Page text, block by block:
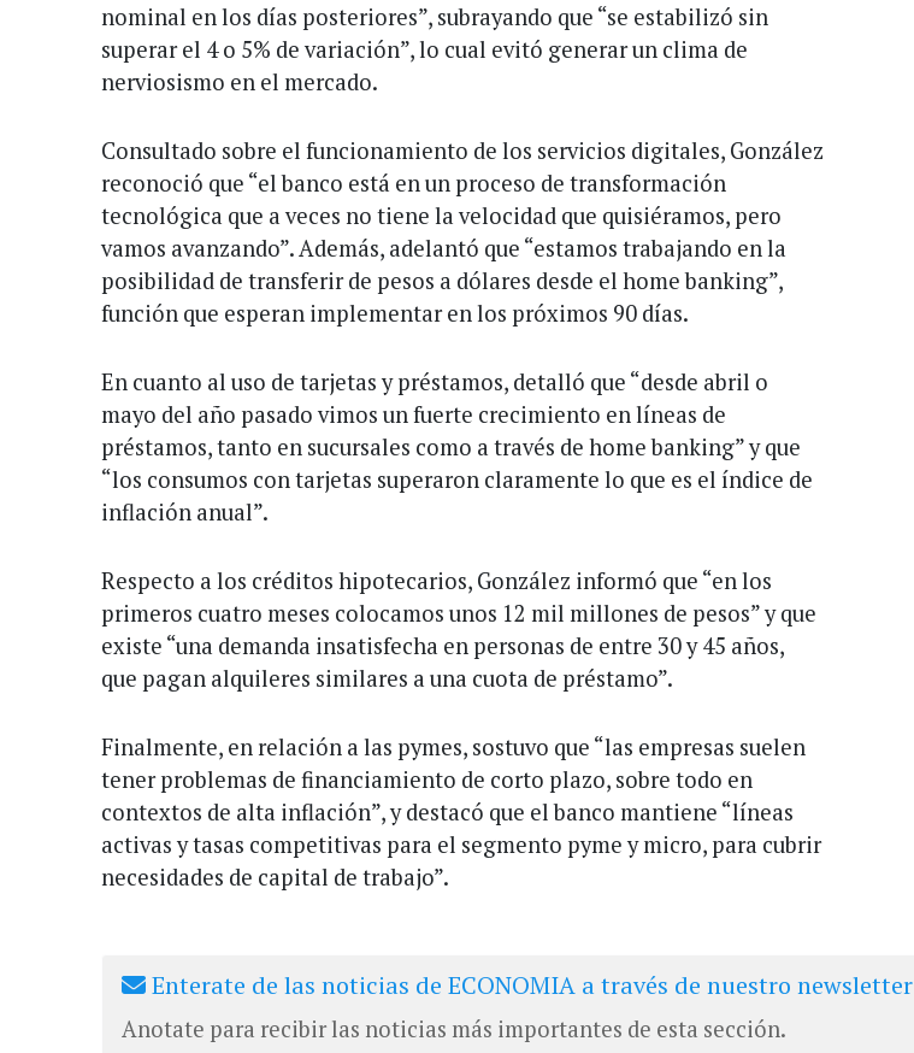
nominal en los días posteriores”, subrayando que “se estabilizó sin
superar el 4 o 5% de variación”, lo cual evitó generar un clima de
nerviosismo en el mercado.
Consultado sobre el funcionamiento de los servicios digitales, González
reconoció que “el banco está en un proceso de transformación
tecnológica que a veces no tiene la velocidad que quisiéramos, pero
vamos avanzando”. Además, adelantó que “estamos trabajando en la
posibilidad de transferir de pesos a dólares desde el home banking”,
función que esperan implementar en los próximos 90 días.
En cuanto al uso de tarjetas y préstamos, detalló que “desde abril o
mayo del año pasado vimos un fuerte crecimiento en líneas de
préstamos, tanto en sucursales como a través de home banking” y que
“los consumos con tarjetas superaron claramente lo que es el índice de
inflación anual”.
Respecto a los créditos hipotecarios, González informó que “en los
primeros cuatro meses colocamos unos 12 mil millones de pesos” y que
existe “una demanda insatisfecha en personas de entre 30 y 45 años,
que pagan alquileres similares a una cuota de préstamo”.
Finalmente, en relación a las pymes, sostuvo que “las empresas suelen
tener problemas de financiamiento de corto plazo, sobre todo en
contextos de alta inflación”, y destacó que el banco mantiene “líneas
activas y tasas competitivas para el segmento pyme y micro, para cubrir
necesidades de capital de trabajo”.
Enterate de las noticias de ECONOMIA a través de nuestro newsletter
Anotate para recibir las noticias más importantes de esta sección.